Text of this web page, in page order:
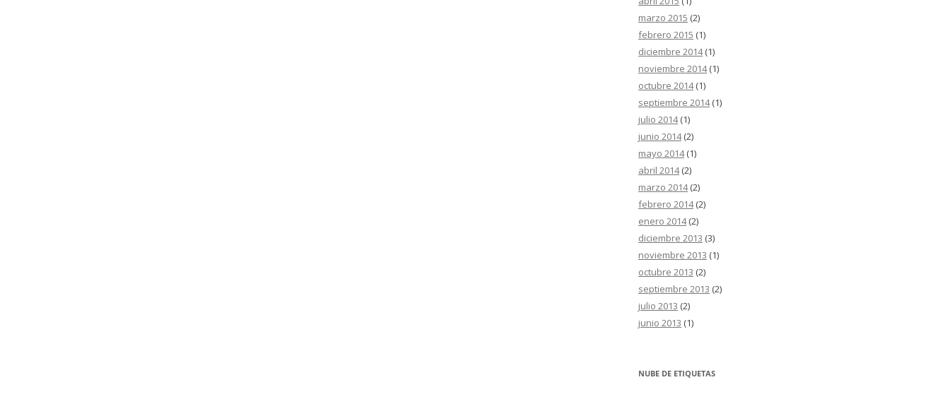
marzo 2015 (2)
febrero 2015 (1)
diciembre 2014(1)
noviembre 2014(1)
octubre 2014(1)
septiembre 2014(1)
julio 2014(1)
junio 2014(2)
mayo 2014(1)
abril 2014(2)
marzo 2014(2)
febrero 2014(2)
enero 2014(2)
diciembre 2013 (3)
noviembre 2013 (1)
octubre 2013 (2)
septiembre 2013 (2)
julio 2013 (2)
junio 2013 (1)
NUBE DE ETIQUETAS